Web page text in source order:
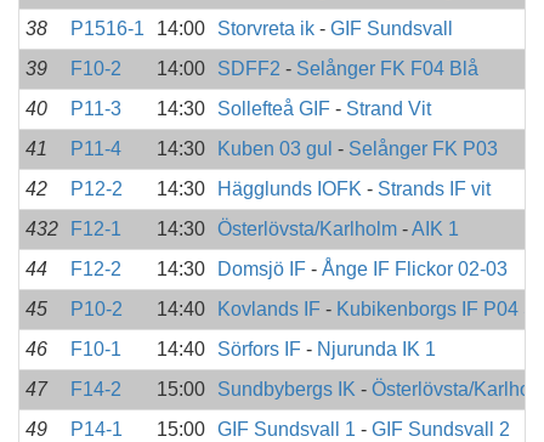
38
P1516-1 14:00 Storvreta ik - GIF Sundsvall
39
F10-2 14:00 SDFF2 - Selånger FK F04 Blå
40
P11-3 14:30 Sollefteå GIF - Strand Vit
41
P11-4 14:30 Kuben 03 gul - Selånger FK P03
42
P12-2 14:30 Hägglunds IOFK - Strands IF vit
432
F12-1 14:30 Österlövsta/Karlholm -AIK 1
44
F12-2 14:30 Domsjö IF - Ånge IF Flickor 02-03
45
P10-2 14:40 Kovlands IF - Kubikenborgs IF P04
46
F10-1 14:40 Sörfors IF - Njurunda IK 1
47
F14-2 15:00 Sundbybergs IK - Österlövsta/
49
P14-1 15:00 GIF Sundsvall 1 - GIF Sundsvall 2